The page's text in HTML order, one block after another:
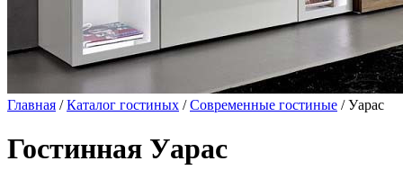
Главная /Каталог гостиных /Современные гостиные / Уарас
Гостинная Уарас